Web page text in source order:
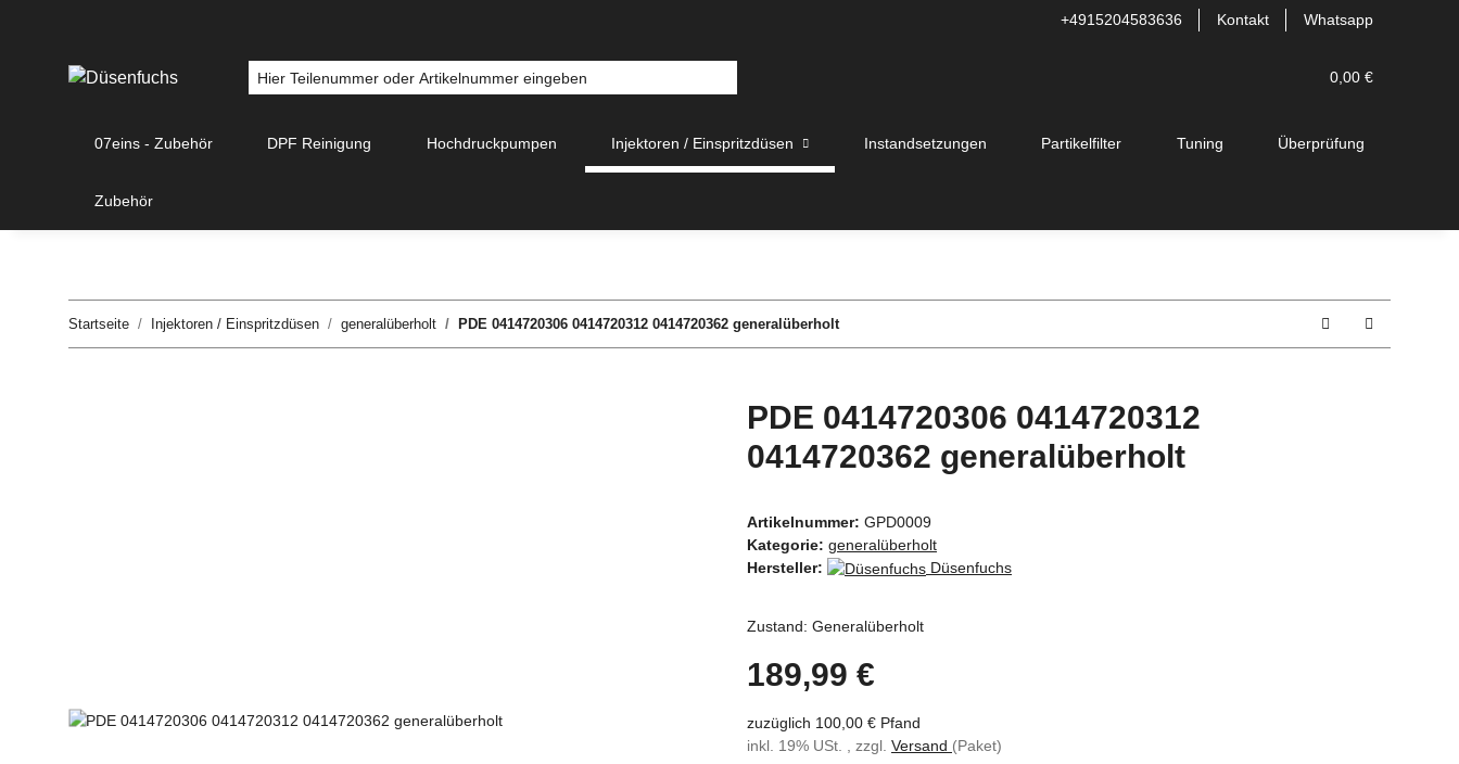
+4915204583636 Kontakt Whatsapp
0,00 €
07eins - Zubehör DPF Reinigung Hochdruckpumpen Injektoren / Einspritzdüsen Instandsetzungen Partikelfilter Tuning Überprüfung
Zubehör
Startseite Injektoren / Einspritzdüsen generalüberholt PDE 0414720306 0414720312 0414720362 generalüberholt
PDE 0414720306 0414720312
0414720362 generalüberholt
Artikelnummer: GPD0009
Kategorie: generalüberholt
Hersteller:
Düsenfuchs
Zustand: Generalüberholt
189,99 €
zuzüglich 100,00 € Pfand
inkl. 19% USt. , zzgl. Versand (Paket)